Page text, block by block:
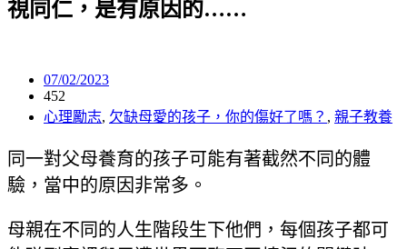
視同仁，是有原因的……
07/02/2023
452
心理勵志, 欠缺母愛的孩子，你的傷好了嗎？ , 親子教養
同一對父母養育的孩子可能有著截然不同的體
驗，當中的原因非常多。
母親在不同的人生階段生下他們，每個孩子都可